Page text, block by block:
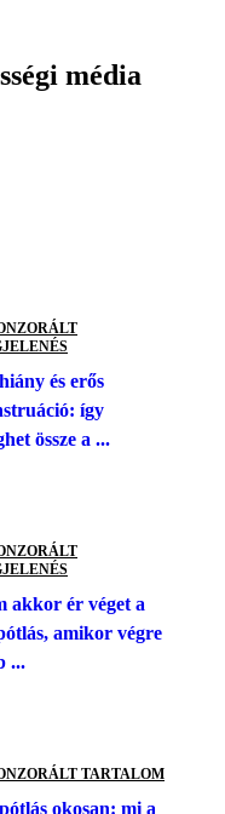
média
és erős
így
össze a ...
akkor ér véget a
amikor végre
...
TARTALOM
okosan: mi a